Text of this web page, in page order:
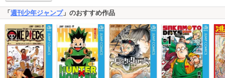
「週刊少年ジャンプ」のおすすめ作品